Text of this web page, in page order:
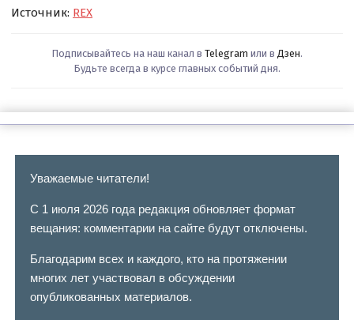
Источник: REX
Подписывайтесь на наш канал в Telegram или в Дзен.
Будьте всегда в курсе главных событий дня.
Уважаемые читатели!
С 1 июля 2026 года редакция обновляет формат
вещания: комментарии на сайте будут отключены.
Благодарим всех и каждого, кто на протяжении
многих лет участвовал в обсуждении
опубликованных материалов.